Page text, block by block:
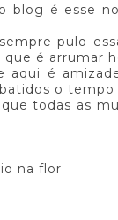
blog é esse
pulo
é arrumar
aqui é
o tempo
todas as
na flor